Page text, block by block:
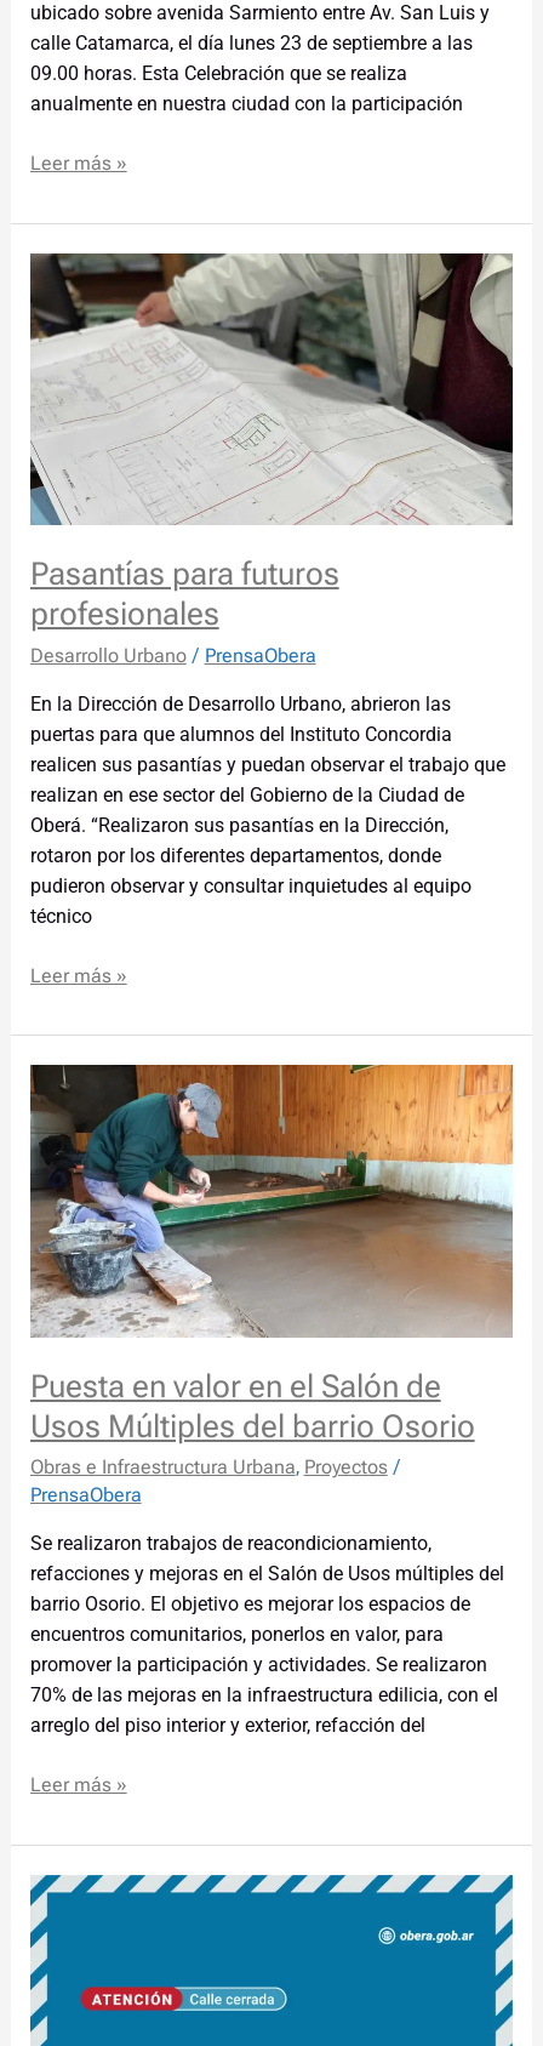
ubicado sobre avenida Sarmiento entre Av. San Luis y
calle Catamarca, el día lunes 23 de septiembre a las
09.00 horas. Esta Celebración que se realiza
anualmente en nuestra ciudad con la participación
Leer más »
Pasantías para futuros
profesionales
Desarrollo Urbano/ PrensaObera
En la Dirección de Desarrollo Urbano, abrieron las
puertas para que alumnos del Instituto Concordia
realicen sus pasantías y puedan observar el trabajo que
realizan en ese sector del Gobierno de la Ciudad de
Oberá. “Realizaron sus pasantías en la Dirección,
rotaron por los diferentes departamentos, donde
pudieron observar y consultar inquietudes al equipo
técnico
Pasantías
para
futuros
profesionales
Leer más »
Puesta en valor en el Salón de
Usos Múltiples del barrio Osorio
Obras e Infraestructura Urbana, Proyectos/
PrensaObera
Se realizaron trabajos de reacondicionamiento,
refacciones y mejoras en el Salón de Usos múltiples del
barrio Osorio. El objetivo es mejorar los espacios de
encuentros comunitarios, ponerlos en valor, para
promover la participación y actividades. Se realizaron
70% de las mejoras en la infraestructura edilicia, con el
arreglo del piso interior y exterior, refacción del
Puesta
en
valor
en
el
Salón
de
Usos
Múltiples
barrio
Osorio
Leer más »
Cierre
de
Tránsito
en
Avenida
Italia